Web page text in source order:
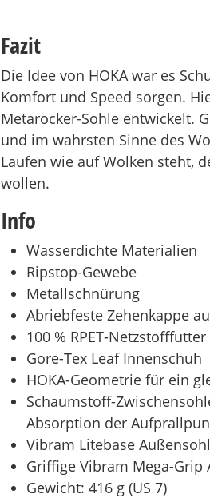
Fazit
Die Idee von HOKA war es
Komfort und Speed sorgen.
Metarocker-Sohle entwickelt.
und im wahrsten Sinne des
Laufen wie auf Wolken steht,
wollen.
Info
Wasserdichte Materialien
Ripstop-Gewebe
Metallschnürung
Abriebfeste Zehenkappe
100 % RPET-Netzstofffutter
Gore-Tex Leaf Innenschuh
HOKA-Geometrie für ein
Schaumstoff-
Absorption der
Vibram Litebase
Griffige Vibram Mega-
Gewicht: 416 g (US 7)